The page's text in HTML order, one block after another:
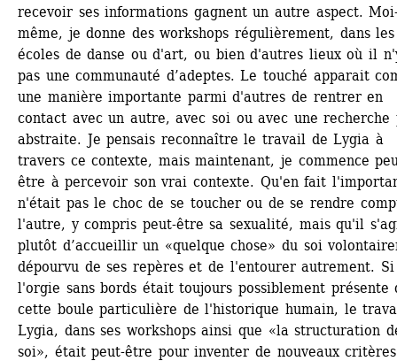
recevoir ses informations gagnent un autre aspect.
même, je donne des workshops régulièrement, dans les
écoles de danse ou d'art, ou bien d'autres lieux où il
pas une communauté d’adeptes. Le touché apparait
une manière importante parmi d'autres de rentrer en
contact avec un autre, avec soi ou avec une recherche
abstraite. Je pensais reconnaître le travail de Lygia à
travers ce contexte, mais maintenant, je commence
être à percevoir son vrai contexte. Qu'en fait
n'était pas le choc de se toucher ou de se rendre
l'autre, y compris peut-être sa sexualité, mais qu'il
plutôt d’accueillir un «quelque chose» du soi
dépourvu de ses repères et de l'entourer autrement. Si
l'orgie sans bords était toujours possiblement présente
cette boule particulière de l'historique humain, le
Lygia, dans ses workshops ainsi que «la structuration
soi», était peut-être pour inventer de nouveaux